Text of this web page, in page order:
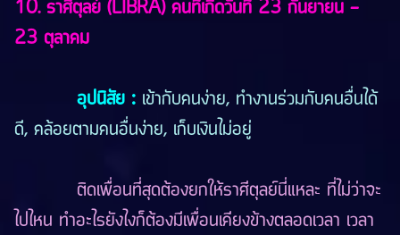
10. ราศีตุลย์ (LIBRA) คนที่เกิดวันที่ 23 กันยายน -
23 ตุลาคม
อุปนิสัย : เข้ากับคนง่าย, ทำงานร่วมกับคนอื่นได้
ดี, คล้อยตามคนอื่นง่าย, เก็บเงินไม่อยู่
ติดเพื่อนที่สุดต้องยกให้ราศีตุลย์นี่แหละ ที่ไม่ว่าจะ
ไปไหน ทำอะไรยังไงก็ต้องมีเพื่อนเคียงข้างตลอดเวลา เวลา